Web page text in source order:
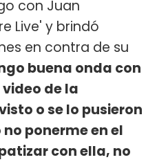
con Juan
Live' y brindó
en contra de su
buena onda con
de la
o se lo pusieron
ponerme en el
con ella, no